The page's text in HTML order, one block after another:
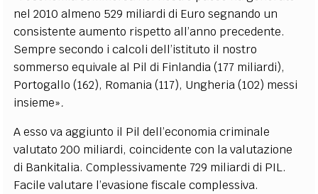
nel 2010 almeno 529 miliardi di Euro segnando un
consistente aumento rispetto all’anno precedente.
Sempre secondo i calcoli dell’istituto il nostro
sommerso equivale al Pil di Finlandia (177 miliardi),
Portogallo (162), Romania (117), Ungheria (102) messi
insieme».
A esso va aggiunto il Pil dell’economia criminale
valutato 200 miliardi, coincidente con la valutazione
di Bankitalia. Complessivamente 729 miliardi di PIL.
Facile valutare l’evasione fiscale complessiva.